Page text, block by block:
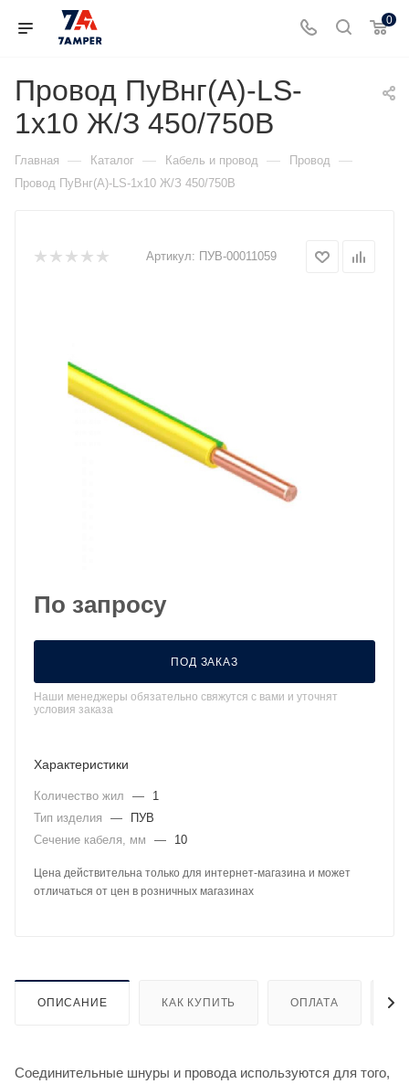
0
Провод ПуВнг(А)-LS-
1х10 Ж/З 450/750В
Главная — Каталог — Кабель и провод — Провод —
Провод ПуВнг(А)-LS-1х10 Ж/З 450/750В
Артикул: ПУВ-00011059
По запросу
ПОД ЗАКАЗ
Наши менеджеры обязательно свяжутся с вами и уточнят
условия заказа
Характеристики
Количество жил —
1
Тип изделия
—
ПУВ
Сечение кабеля, мм
— 10
Цена действительна только для интернет-магазина и может
отличаться от цен в розничных магазинах
ОПИСАНИЕ КАК КУПИТЬ ОПЛАТА
Соединительные шнуры и провода используются для того,